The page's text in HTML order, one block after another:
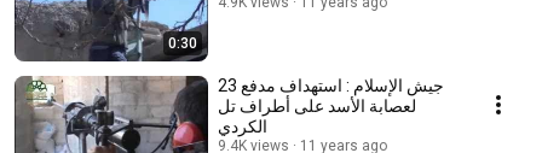
0:30
جيش الإسلام : استهداف مدفع 23
لعصابة الأسد على أطراف تل
الكردي
9.4K views 11 years ago